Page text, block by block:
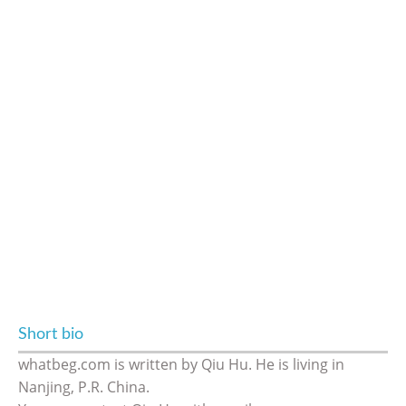
Short bio
whatbeg.com is written by Qiu Hu. He is living in
Nanjing, P.R. China.